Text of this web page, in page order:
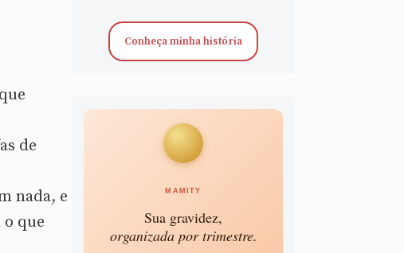
de
nada, e
que
Conheça minha história
MAMITY
Sua gravidez,
organizada por trimestre.